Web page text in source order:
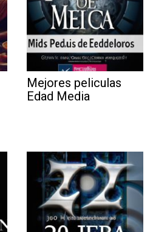
Mejores peliculas
Edad Media